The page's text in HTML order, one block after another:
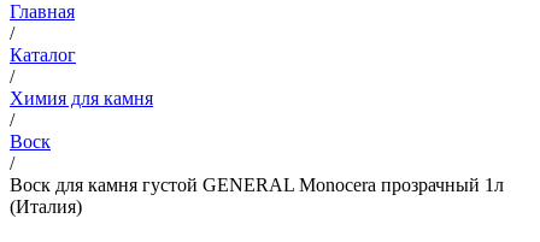
Главная
/
Каталог
/
Химия для камня
/
Воск
/
Воск для камня густой GENERAL Monocera прозрачный 1л
(Италия)